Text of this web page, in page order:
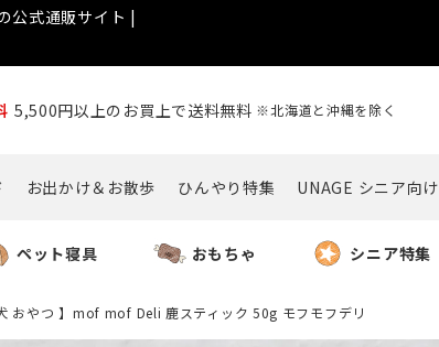
公式通販サイト |
5,500円以上のお買上で送料無料 ※北海道と沖縄を除く
お出かけ＆お散歩 ひんやり特集 UNAGE シニア向け
ペット寝具 おもちゃ シニア特集
おやつ 】mof mof Deli 鹿スティック 50g モフモフデリ